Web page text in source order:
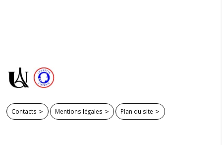
Contacts Mentions légales Plan du site